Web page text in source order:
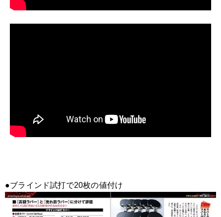
●ブラインド試打で20枚の値付け